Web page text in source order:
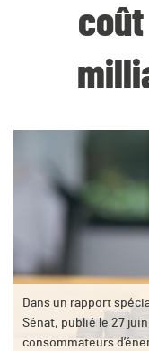
Dans un rapport
Sénat, publié le 27
consommateurs